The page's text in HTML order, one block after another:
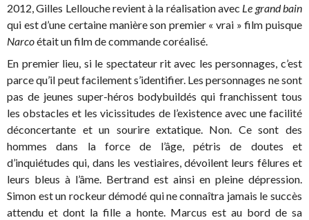
2012, Gilles Lellouche revient à la réalisation avec Le grand bain
qui est d’une certaine manière son premier « vrai » film puisque
Narcoétait un film de commande coréalisé.
En premier lieu, si le spectateur rit avec les personnages, c’est
parce qu’il peut facilement s’identifier. Les personnages ne sont
pas de jeunes super-héros bodybuildés qui franchissent tous
les obstacles et les vicissitudes de l’existence avec une facilité
déconcertante et un sourire extatique. Non. Ce sont des
hommes dans la force de l’âge, pétris de doutes et
d’inquiétudes qui, dans les vestiaires, dévoilent leurs fêlures et
leurs bleus à l’âme. Bertrand est ainsi en pleine dépression.
Simon est un rockeur démodé qui ne connaîtra jamais le succès
attendu et dont la fille a honte. Marcus est au bord de sa